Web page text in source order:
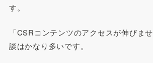
す。
「CSRコンテンツのアクセスが伸びま
談はかなり多いです。